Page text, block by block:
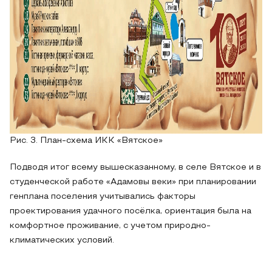
Рис. 3. План-схема ИКК «Вятское»
Подводя итог всему вышесказанному, в селе Вятское и в
студенческой работе «Адамовы веки» при планировании
генплана поселения учитывались факторы
проектирования удачного посёлка, ориентация была на
комфортное проживание, с учетом природно-
климатических условий.